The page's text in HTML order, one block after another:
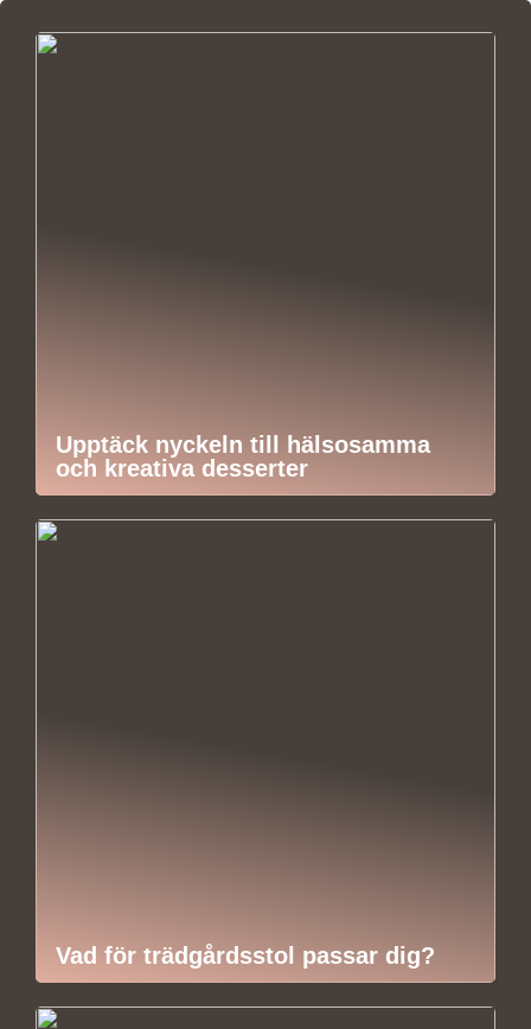
Upptäck nyckeln till hälsosamma
och kreativa desserter
Vad för trädgårdsstol passar dig?